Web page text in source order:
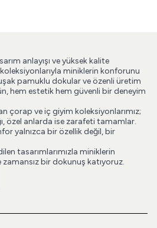
anlayışı ve yüksek kalite
miniklerin konforunu
pamuklu dokular ve özenli üretim
hem estetik hem güvenli bir deneyim
çorap ve iç giyim koleksiyonlarımız;
özel anlarda ise zarafeti tamamlar.
yalnızca bir özellik değil, bir
tasarımlarımızla miniklerin
zamansız bir dokunuş katıyoruz.